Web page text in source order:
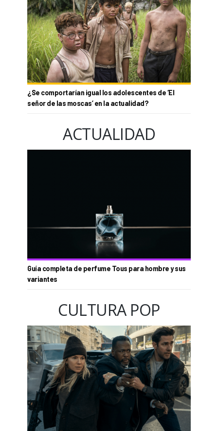
¿Se comportarían igual los adolescentes de ‘El
señor de las moscas’ en la actualidad?
ACTUALIDAD
Guía completa de perfume Tous para hombre y sus
variantes
CULTURA POP